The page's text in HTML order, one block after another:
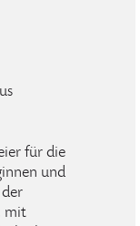
für die
und
mit